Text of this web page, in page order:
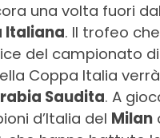
una volta fuori
Italiana. Il trofeo
del campionato di
Coppa Italia verrà
Saudita. A
d’Italia del Milan